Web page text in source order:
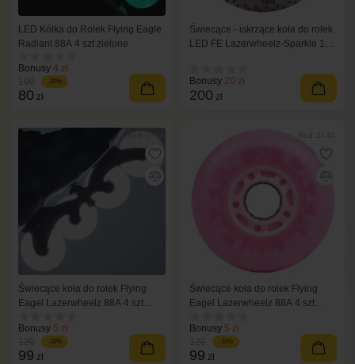
LED Kółka do Rolek Flying Eagle
Radiant 88A 4 szt zielone
Bonusy 4 zł
-20%
80 zł
Świecące - iskrzące koła do rolek
LED FE Lazerwheelz-Sparkle 125
Bonusy 20 zł
200 zł
Świecące koła do rolek Flying
Eagel Lazerwheelz 88A 4 szt
Bonusy 5 zł
-18%
99 zł
Świecące koła do rolek Flying
Eagel Lazerwheelz 88A 4 szt
Bonusy 5 zł
-18%
99 zł